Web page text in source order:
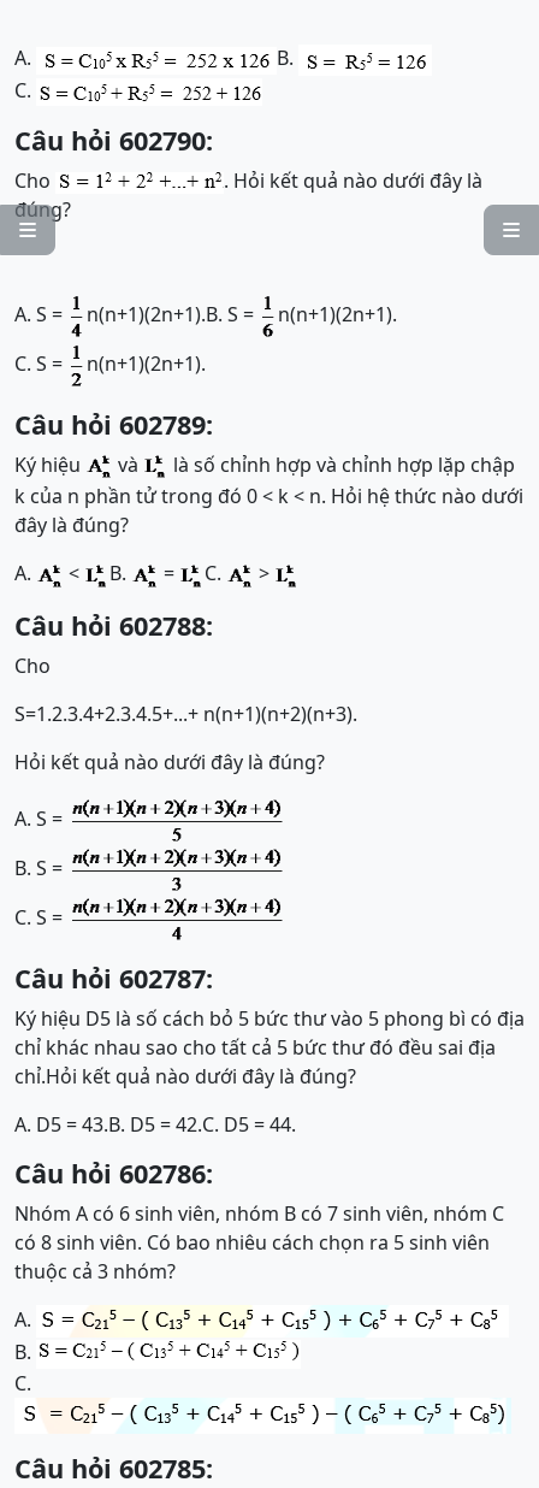


A.
B.
C.
Câu hỏi 602790:
Cho
. Hỏi kết quả nào dưới đây là
đúng?
A. S = n(n+1)(2n+1).B. S =
n(n+1)(2n+1).
C. S =
n(n+1)(2n+1).
Câu hỏi 602789:
Ký hiệu và
là số chỉnh hợp và chỉnh hợp lặp chập
k của n phần tử trong đó 0 < k < n. Hỏi hệ thức nào dưới
đây là đúng?
A.
< B. = C. >
Câu hỏi 602788:
Cho
S=1.2.3.4+2.3.4.5+...+ n(n+1)(n+2)(n+3).
Hỏi kết quả nào dưới đây là đúng?
A. S =
B. S =
C. S =
Câu hỏi 602787:
Ký hiệu D5 là số cách bỏ 5 bức thư vào 5 phong bì có địa
chỉ khác nhau sao cho tất cả 5 bức thư đó đều sai địa
chỉ.Hỏi kết quả nào dưới đây là đúng?
A. D5 = 43.B. D5 = 42.C. D5 = 44.
Câu hỏi 602786:
Nhóm A có 6 sinh viên, nhóm B có 7 sinh viên, nhóm C
có 8 sinh viên. Có bao nhiêu cách chọn ra 5 sinh viên
thuộc cả 3 nhóm?
A.
B.
C.
Câu hỏi 602785: